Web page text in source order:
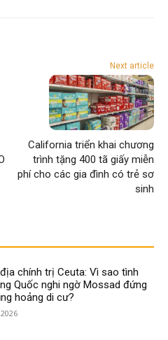
Next article
California triển khai chương
trình tặng 400 tã giấy miễn
phí cho các gia đình có trẻ sơ
sinh
chính trị Ceuta: Vì sao tình
Quốc nghi ngờ Mossad đứng
hoảng di cư?